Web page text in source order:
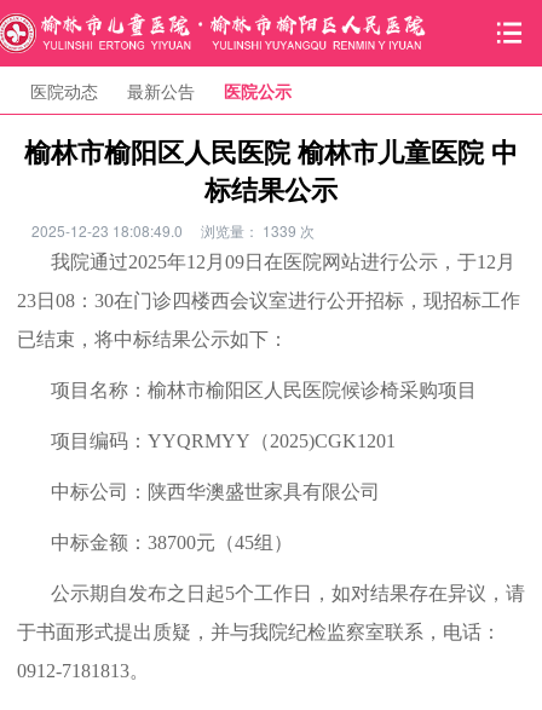
医院动态 最新公告 医院公示
榆林市榆阳区人民医院 榆林市儿童医院 中
标结果公示
2025-12-23 18:08:49.0 浏览量： 1339 次
我院通过2025年1 2 月 09日在医院网站进行公示 ，于1 2 月
23日 08 ： 30在门诊四楼西会议室进行公开招标 ， 现招标工作
已结束，将中标结果公示如下：
项目名称：榆林市榆阳区人民医院候诊椅采购项目
项目编码： YYQRMYY（2025)CGK1201
中标公司： 陕西华澳盛世家具有限公司
中标金额： 38700元 （45组 ）
公示期自发布之日起5个工作日
，如对结果存在异议，请
于书面形式提出质疑，并与我院纪检监察室联系，电话：
0912-7181813。